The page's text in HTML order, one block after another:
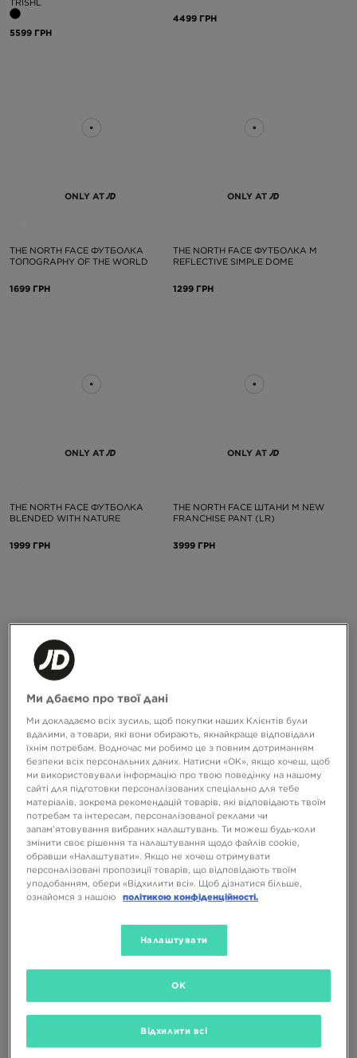
5599 ГРН
4499 ГРН
ONLY AT
THE NORTH FACE ФУТБОЛКА
ТОПOGRAPHY OF THE WORLD
1699 ГРН
ONLY AT
THE NORTH FACE ФУТБОЛКА M
REFLECTIVE SIMPLE DOME
1299 ГРН
ONLY AT
THE NORTH FACE ФУТБОЛКА
BLENDED WITH NATURE
1999 ГРН
ONLY AT
THE NORTH FACE ШТАНИ M NEW
FRANCHISE PANT (LR)
3999 ГРН
THE NORTH FACE ФУТБОЛКА
TESTED & PROVEN
1999 ГРН
THE NORTH FACE ФУТБОЛКА W
TNF ESSENTIAL SIMPLE OS
1699 ГРН
THE NORTH FACE ФУТБОЛКА M
КАПЮШОНОМ W ESSENTIAL OS
Ми дбаємо про твої дані
Ми докладаємо всіх зусиль, щоб покупки наших Клієнтів були
вдалими, а товари, які вони обирають, якнайкраще відповідали
їхнім потребам. Водночас ми робимо це з повним дотриманням
безпеки всіх персональних даних. Натисни «OK», якщо хочеш, щоб
ми використовували інформацію про твою поведінку на нашому
сайті для підготовки персоналізованих спеціально для тебе
матеріалів, зокрема рекомендацій товарів, які відповідають твоїм
потребам та інтересам, персоналізованої реклами чи
запам’ятовування вибраних налаштувань. Ти можеш будь-коли
змінити своє рішення та налаштування щодо файлів cookie,
обравши «Налаштувати». Якщо не хочеш отримувати
персоналізовані пропозиції товарів, що відповідають твоїм
уподобанням, обери «Відхилити всі». Щоб дізнатися більше,
ознайомся з нашою
політикою конфіденційності.
Налаштувати
Відхилити всі
OK